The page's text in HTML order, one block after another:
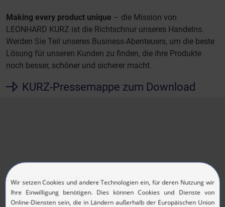
Making every product unique – die Mission von
LEONHARD KURZ ist die Richtschnur unseres Handelns.
Werden Sie Teil unseres Business-Abenteuers, um die beste
Lösung für unseren Kunden zu finden, die ihre Produkte
noch besser, schöner und sicherer macht.
KURZ-Pressemappe zum Download
Pressekontakt